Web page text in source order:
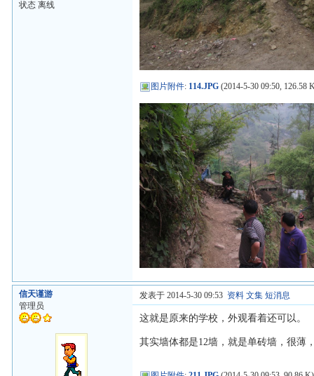
状态 离线
图片附件: 114.JPG (2014-5-30 09:50, 126.58
信天谨游
管理员
发表于 2014-5-30 09:53 资料 文集 短消息
这就是原来的学校，外观看着还可以。
其实墙体都是12墙，就是单砖墙，很薄